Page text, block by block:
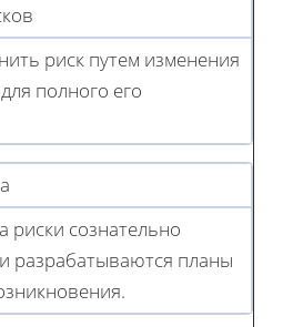
риск путем изменения
полного его
риски сознательно
разрабатываются планы